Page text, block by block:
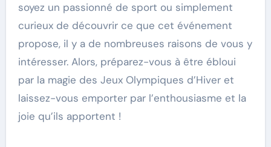
soyez un passionné de sport ou simplement
curieux de découvrir ce que cet événement
propose, il y a de nombreuses raisons de vous y
intéresser. Alors, préparez-vous à être ébloui
par la magie des Jeux Olympiques d’Hiver et
laissez-vous emporter par l’enthousiasme et la
joie qu’ils apportent !